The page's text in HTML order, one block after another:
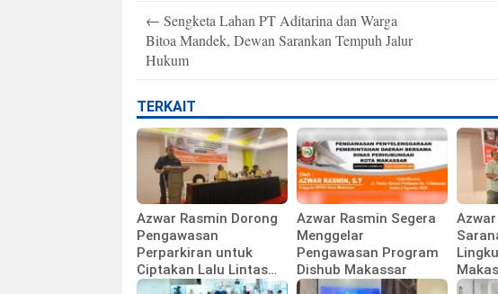
navigation
← Sengketa Lahan PT Aditarina dan Warga
Bitoa Mandek, Dewan Sarankan Tempuh Jalur
Hukum
TERKAIT
Azwar Rasmin Dorong
Pengawasan
Perparkiran untuk
Ciptakan Lalu Lintas
Tertib
Azwar Rasmin Segera
Menggelar
Pengawasan Program
Dishub Makassar